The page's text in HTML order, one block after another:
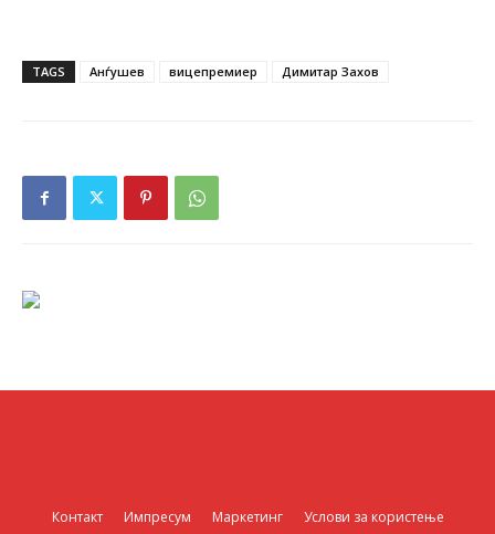
TAGS Анѓушев вицепремиер Димитар Захов
Контакт Импресум Маркетинг Услови за користење